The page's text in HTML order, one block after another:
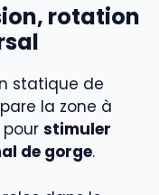
rotation
statique de
la zone à
pour stimuler
de gorge.